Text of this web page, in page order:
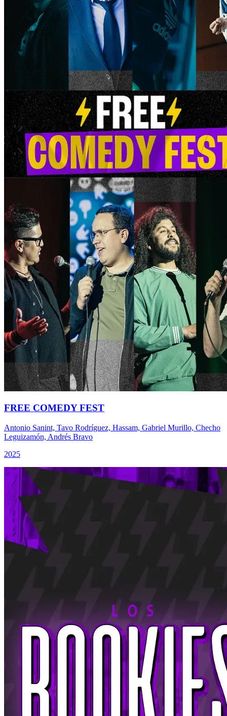
FREE COMEDY FEST
Antonio Sanint, Tavo Rodríguez, Hassam, Gabriel Murillo, Checho
Leguizamón, Andrés Bravo
2025